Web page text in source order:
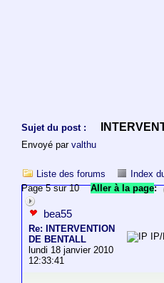
Sujet du post :
Envoyé par valthu
Liste des forums Index
Page 5 sur 10Aller à la page:
bea55
Re: INTERVENTION
DE BENTALL
lundi 18 janvier 2010
12:33:41